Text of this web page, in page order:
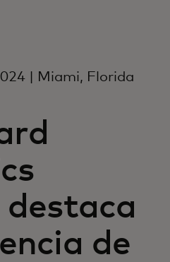
| Miami, Florida
destaca
de